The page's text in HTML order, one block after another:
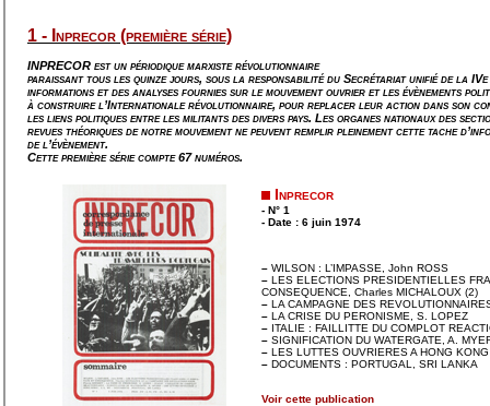
1 - Inprecor (première série)
INPRECOR est un périodique marxiste révolutionnaire
paraissant tous les quinze jours, sous la responsabilité du Secrétariat unifié de la
informations et des analyses fournies sur le mouvement ouvrier et les évènements
à construire l’Internationale révolutionnaire, pour replacer leur action dans son
les liens politiques entre les militants des divers pays. Les organes nationaux des
revues théoriques de notre mouvement ne peuvent remplir pleinement cette tache
de l’évènement.
Cette première série compte 67 numéros.
Inprecor
- N° 1
- Date : 6 juin 1974
– WILSON : L’IMPASSE, John ROSS
– LES ELECTIONS PRESIDENTIELLES
CONSEQUENCE, Charles MICHALOUX (2)
– LA CAMPAGNE DES
– LA CRISE DU PERONISME, S. LOPEZ
– ITALIE : FAILLITTE DU COMPLOT
– SIGNIFICATION DU WATERGATE, A.
– LES LUTTES OUVRIERES A HONG
– DOCUMENTS : PORTUGAL, SRI LANKA
Voir cette publication